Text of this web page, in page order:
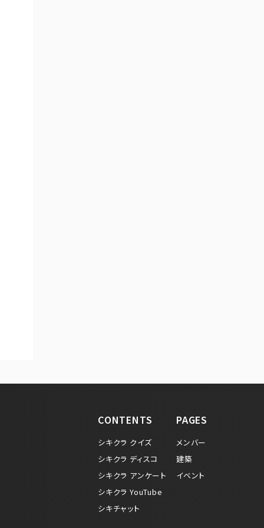
CONTENTS
シキクラ クイズ
シキクラ ディスコ
シキクラ アンケート
シキクラ YouTube
シキチャット
PAGES
メンバー
建築
イベント